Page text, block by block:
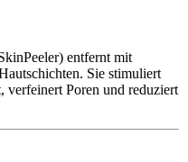
entfernt mit
Sie stimuliert
Poren und reduziert